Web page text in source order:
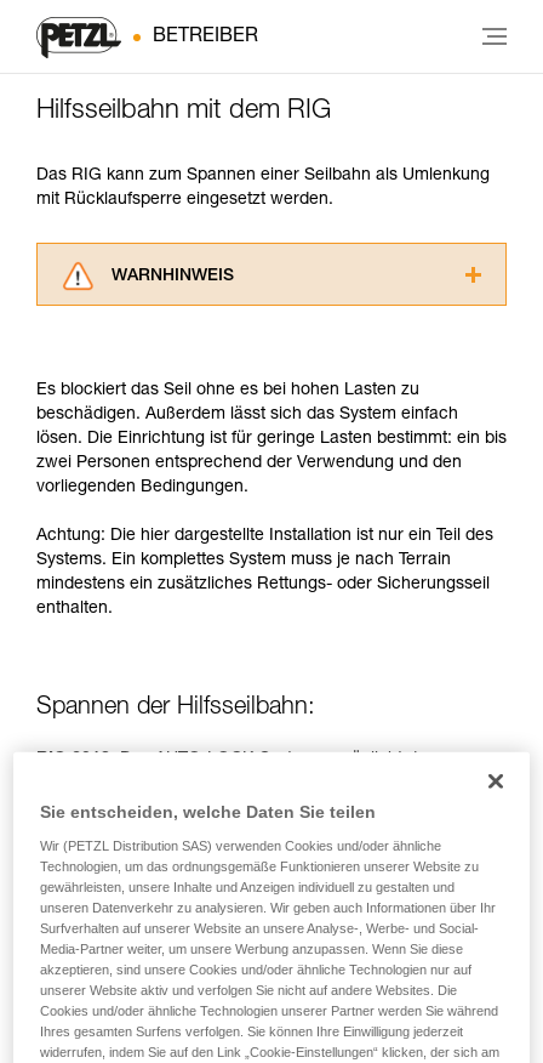
BETREIBER
Hilfsseilbahn mit dem RIG
Das RIG kann zum Spannen einer Seilbahn als Umlenkung
mit Rücklaufsperre eingesetzt werden.
WARNHINWEIS
ziehen. Um diese Zusatzinformationen
verstehen zu können, müssen Sie zuerst die in
der Gebrauchsanweisung enthaltenen
Informationen richtig verstanden haben.
Die Beherrschung dieser Techniken setzt eine
Training voraus. Prüfen Sie zusammen mit
einem Profi, ob Sie in der Lage sind, den
Vorgang alleine sicher zu wiederholen, bevor
Sie ihn eigenständig durchführen.
beschrieben werden.
Es blockiert das Seil ohne es bei hohen Lasten zu
beschädigen. Außerdem lässt sich das System einfach
lösen. Die Einrichtung ist für geringe Lasten bestimmt: ein bis
zwei Personen entsprechend der Verwendung und den
vorliegenden Bedingungen.
Achtung: Die hier dargestellte Installation ist nur ein Teil des
Systems. Ein komplettes System muss je nach Terrain
mindestens ein zusätzliches Rettungs- oder Sicherungsseil
enthalten.
Spannen der Hilfsseilbahn:
RIG < 2018:Griff in Position b (Sichern).
Einfacher Flaschenzug, Spannen durch zwei Personen.
Sie entscheiden, welche Daten Sie teilen
Wir (PETZL Distribution SAS) verwenden Cookies und/oder ähnliche
Technologien, um das ordnungsgemäße Funktionieren unserer Website zu
gewährleisten, unsere Inhalte und Anzeigen individuell zu gestalten und
unseren Datenverkehr zu analysieren. Wir geben auch Informationen über Ihr
Surfverhalten auf unserer Website an unsere Analyse-, Werbe- und Social-
Media-Partner weiter, um unsere Werbung anzupassen. Wenn Sie diese
akzeptieren, sind unsere Cookies und/oder ähnliche Technologien nur auf
unserer Website aktiv und verfolgen Sie nicht auf andere Websites. Die
Cookies und/oder ähnliche Technologien unserer Partner werden Sie während
Ihres gesamten Surfens verfolgen. Sie können Ihre Einwilligung jederzeit
widerrufen, indem Sie auf den Link „Cookie-Einstellungen“ klicken, der sich am